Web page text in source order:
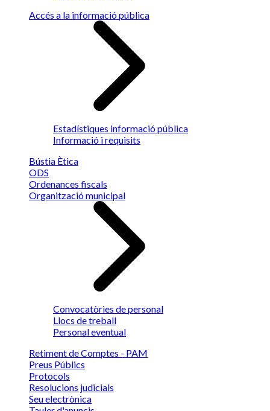
Accés a la informació pública
Estadístiques informació pública
Informació i requisits
Bústia Ètica
ODS
Ordenances fiscals
Organització municipal
Convocatòries de personal
Llocs de treball
Personal eventual
Retiment de Comptes - PAM
Preus Públics
Protocols
Resolucions judicials
Seu electrònica